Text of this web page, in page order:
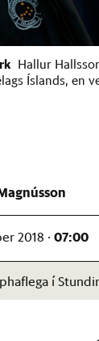
Hallur
Íslands, en
2018 ·07:00
í